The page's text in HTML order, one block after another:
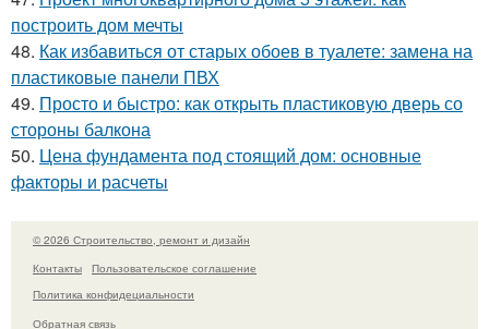
построить дом мечты
48. Как избавиться от старых обоев в туалете: замена на
пластиковые панели ПВХ
49. Просто и быстро: как открыть пластиковую дверь со
стороны балкона
50. Цена фундамента под стоящий дом: основные
факторы и расчеты
© 2026 Строительство, ремонт и дизайн
Контакты
Пользовательское соглашение
Политика конфидециальности
Обратная связь